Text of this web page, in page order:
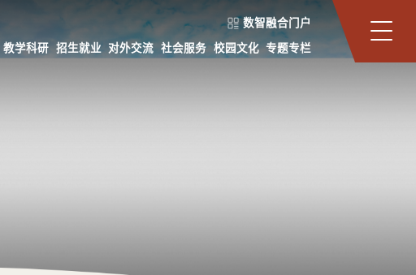
数智融合门户
教学科研 招生就业 对外交流 社会服务 校园文化 专题专栏